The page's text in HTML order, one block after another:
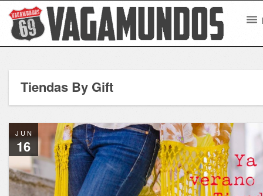
Tiendas By Gift
JUN
16